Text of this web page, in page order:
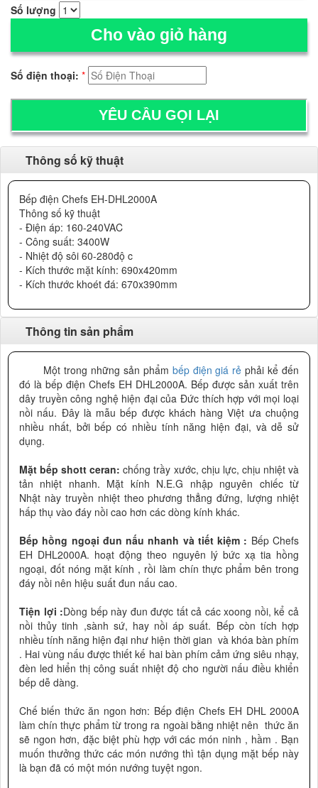
Số lượng
Cho vào giỏ hàng
Số điện thoại: *
Thông số kỹ thuật
Bếp điện Chefs EH-DHL2000A
Thông số kỹ thuật
- Điện áp: 160-240VAC
- Công suất: 3400W
- Nhiệt độ sôi 60-280độ c
- Kích thước mặt kính: 690x420mm
- Kích thước khoét đá: 670x390mm
Thông tin sản phẩm
Một trong những sản phẩm bếp điện giá rẻ phải kể đến
đó là bếp điện Chefs EH DHL2000A. Bếp được sản xuất trên
dây truyền công nghệ hiện đại của Đức thích hợp với mọi loại
nồi nấu. Đây là mẫu bếp được khách hàng Việt ưa chuộng
nhiều nhất, bởi bếp có nhiều tính năng hiện đại, và dễ sử
dụng.
Mặt bếp shott ceran: chống trầy xước, chịu lực, chịu nhiệt và
tản nhiệt nhanh. Mặt kính N.E.G nhập nguyên chiếc từ
Nhật này truyền nhiệt theo phương thẳng đứng, lượng nhiệt
hấp thụ vào đáy nồi cao hơn các dòng kính khác.
Bếp hồng ngoại đun nấu nhanh và tiết kiệm : BếpChefs
EH DHL2000A. hoạt động theo nguyên lý bức xạ tia hồng
ngoại, đốt nóng mặt kính , rồi làm chín thực phẩm bên trong
đáy nồi nên hiệu suất đun nấu cao.
Tiện lợi :Dòng bếp này đun được tất cả các xoong nồi, kể cả
nồi thủy tinh ,sành sứ, hay nồi áp suất. Bếp còn tích hợp
nhiều tính năng hiện đại như hiện thời gian và khóa bàn phím
. Hai vùng nấu được thiết kế hai bàn phím cảm ứng siêu nhạy,
đèn led hiển thị công suất nhiệt độ cho người nấu điều khiển
bếp dễ dàng.
Chế biến thức ăn ngon hơn: Bếp điện Chefs EH DHL 2000A
làm chín thực phẩm từ trong ra ngoài bằng nhiệt nên thức ăn
sẽ ngon hơn, đặc biệt phù hợp với các món ninh , hầm . Bạn
muốn thưởng thức các món nướng thì tận dụng mặt bếp này
là bạn đã có một món nướng tuyệt ngon.